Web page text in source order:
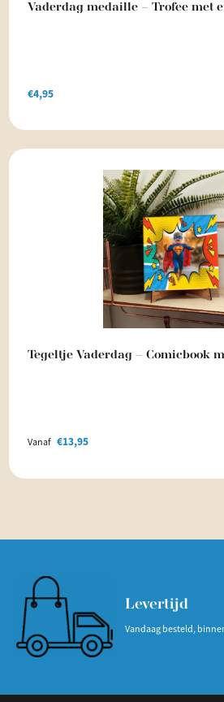
Vaderdag medaille – Trofee met
€4,95
Tegeltje Vaderdag – Comicbook
Vanaf €13,95
Levertijd
Vandaag besteld,